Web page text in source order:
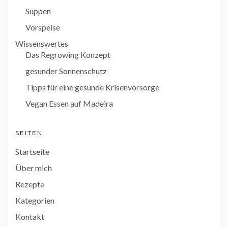
Suppen
Vorspeise
Wissenswertes
Das Regrowing Konzept
gesunder Sonnenschutz
Tipps für eine gesunde Krisenvorsorge
Vegan Essen auf Madeira
SEITEN
Startseite
Über mich
Rezepte
Kategorien
Kontakt